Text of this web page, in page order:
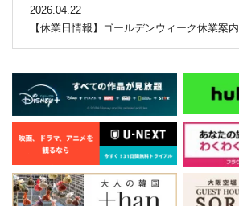
2026.04.22
【休業日情報】ゴールデンウィーク休業案内